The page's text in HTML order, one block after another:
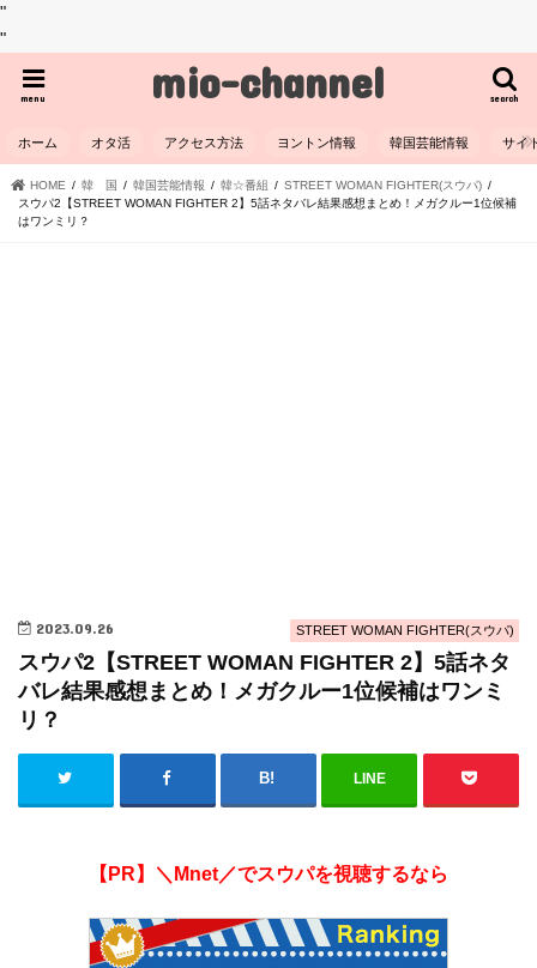
"
"
mio-channel search
menu
ホーム オタ活 アクセス方法 ヨントン情報 韓国芸能情報 サイ
HOME 韓 国 韓国芸能情報 韓☆番組
STREET WOMAN FIGHTER(スウパ)
スウパ2【STREET WOMAN FIGHTER 2】5話ネタバレ結果感想まとめ！メガクルー1位候補
はワンミリ？
STREET WOMAN FIGHTER(スウパ)
2023.09.26
スウパ2【STREET WOMAN FIGHTER 2】5話ネタ
バレ結果感想まとめ！メガクルー1位候補はワンミ
リ？
LINE
【PR】＼Mnet／でスウパを視聴するなら